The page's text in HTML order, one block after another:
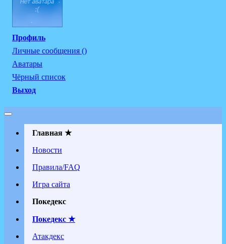
Профиль
Личные сообщения ()
Аватары
Чёрный список
Выход
Главная ★
Новости
Правила/FAQ
Игра сайта
Покедекс
Покедекс ★
Атакдекс